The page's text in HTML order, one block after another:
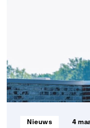
generatie
warmtenetten
Informatietype:
Nieuws 4